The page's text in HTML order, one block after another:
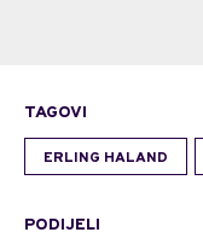
TAGOVI
ERLING HALAND
PODIJELI